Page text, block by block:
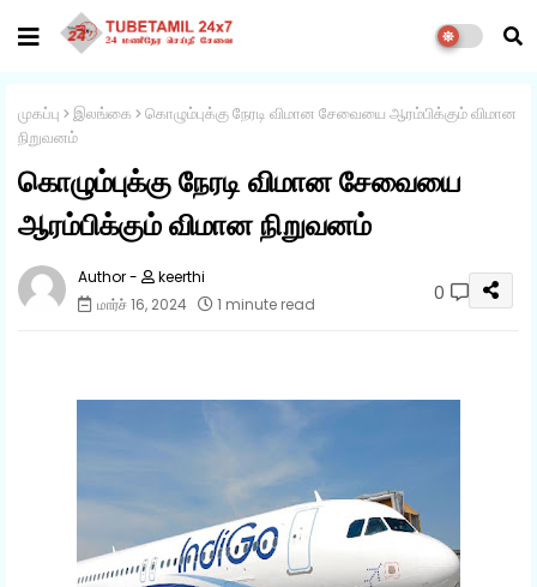
முகப்பு இலங்கை
கொழும்புக்கு நேரடி விமான சேவையை ஆரம்பிக்கும் விமான
நிறுவனம்
கொழும்புக்கு நேரடி விமான சேவையை
ஆரம்பிக்கும் விமான நிறுவனம்
keerthi
மார்ச் 16, 2024
1 minute read 0